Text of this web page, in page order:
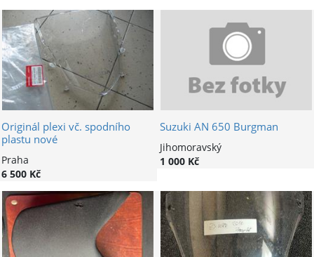
Originál plexi vč. spodního
plastu nové
Praha
6 500 Kč
Suzuki AN 650 Burgman
Jihomoravský
1 000 Kč